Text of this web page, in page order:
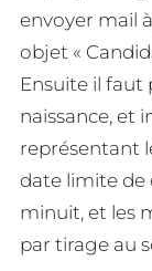
envoyer mail à
objet «
Ensuite il faut
naissance, et
représentant
date limite de
minuit, et les
par tirage au